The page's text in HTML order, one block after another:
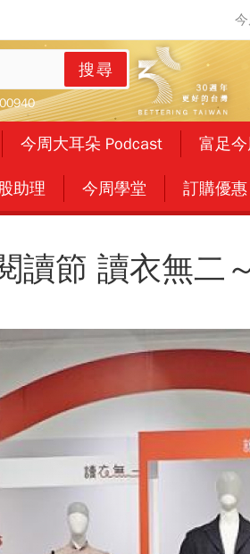
搜尋
00940
今周大耳朵 Podcast 富足
助理 今周學堂 訂購優惠
讀節 讀衣無二